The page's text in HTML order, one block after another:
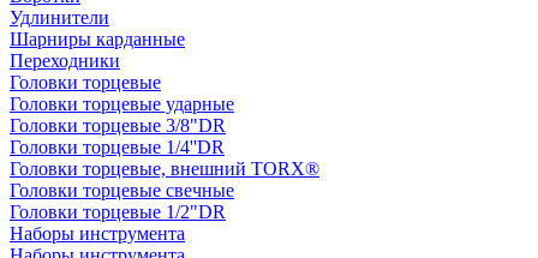
Удлинители
Шарниры карданные
Переходники
Головки торцевые
Головки торцевые ударные
Головки торцевые 3/8"DR
Головки торцевые 1/4''DR
Головки торцевые, внешний TORX®
Головки торцевые свечные
Головки торцевые 1/2"DR
Наборы инструмента